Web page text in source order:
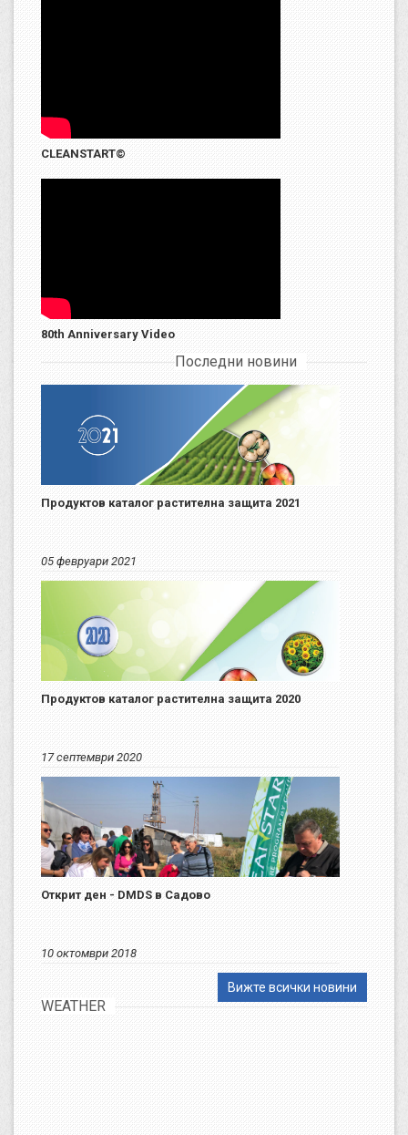
CLEANSTART©
80th Anniversary Video
Последни новини
Продуктов каталог растителна защита 2021
05 февруари 2021
Продуктов каталог растителна защита 2020
17 септември 2020
Открит ден - DMDS в Садово
10 октомври 2018
Вижте всички новини
WEATHER